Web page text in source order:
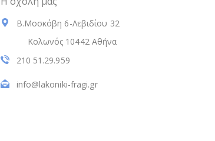
Β.Μοσκόβη 6-Λεβιδίου 32
Κολωνός 10442 Αθήνα
210 51.29.959
info@lakoniki-fragi.gr